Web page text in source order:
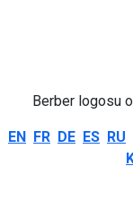
Berber logosu
EN FR DE ES RU